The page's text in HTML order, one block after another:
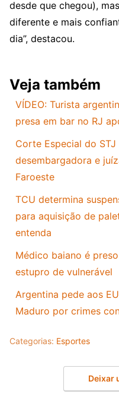
desde que chegou),
diferente e mais
dia”, destacou.
Veja também
VÍDEO: Turista
presa em bar no RJ
Corte Especial do
desembargadora e
Faroeste
TCU determina
para aquisição de
entenda
Médico baiano é
estupro de vulnerável
Argentina pede aos
Maduro por crimes
Categorias: Esportes
Deixar